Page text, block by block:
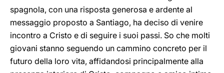
spagnola, con una risposta generosa e ardente al
messaggio proposto a Santiago, ha deciso di venire
incontro a Cristo e di seguire i suoi passi. So che molti
giovani stanno seguendo un cammino concreto per il
futuro della loro vita, affidandosi principalmente alla